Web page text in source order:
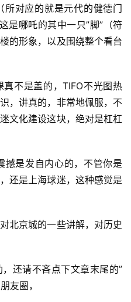
对应的就是元代的健德门
是哪吒的其中一只”脚”（符
的形象，以及围绕整个看台
不是盖的，TIFO不光图热
，讲真的，非常地佩服，不
文化建设这块，绝对是杠杠
撼是发自内心的，不管你是
还是上海球迷，这种感觉是
北京城的一些讲解，对历史
还请不吝点下文章末尾的”
友圈，